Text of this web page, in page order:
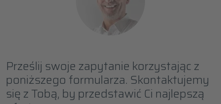
Prześlij swoje zapytanie korzystając z
poniższego formularza. Skontaktujemy
się z Tobą, by przedstawić Ci najlepszą